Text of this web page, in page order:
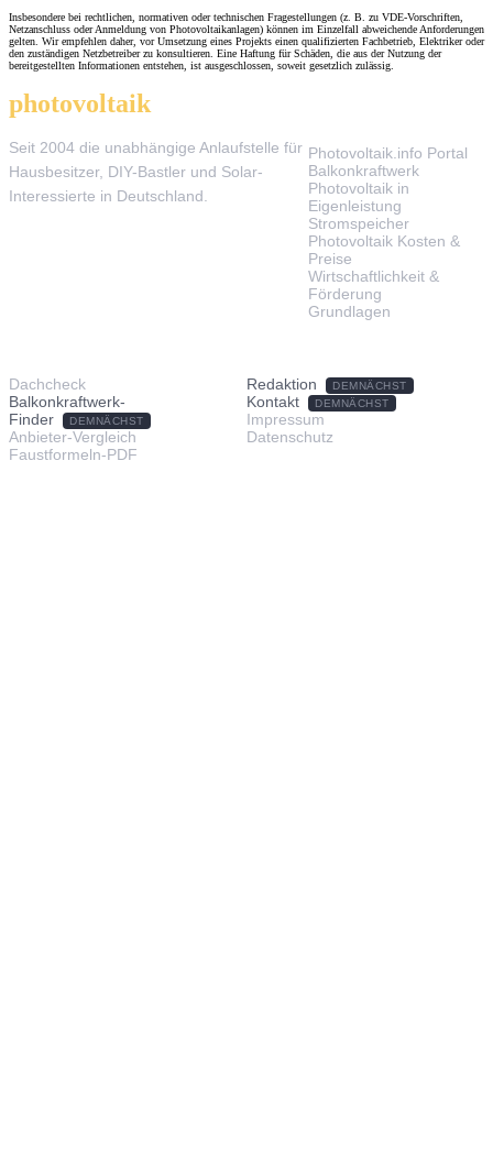
Insbesondere bei rechtlichen, normativen oder technischen Fragestellungen (z. B. zu VDE-Vorschriften,
Netzanschluss oder Anmeldung von Photovoltaikanlagen) können im Einzelfall abweichende Anforderungen
gelten. Wir empfehlen daher, vor Umsetzung eines Projekts einen qualifizierten Fachbetrieb, Elektriker oder
den zuständigen Netzbetreiber zu konsultieren. Eine Haftung für Schäden, die aus der Nutzung der
bereitgestellten Informationen entstehen, ist ausgeschlossen, soweit gesetzlich zulässig.
photovoltaik
Seit 2004 die unabhängige Anlaufstelle für
Hausbesitzer, DIY-Bastler und Solar-
Interessierte in Deutschland.
Photovoltaik.info Portal
Balkonkraftwerk
Photovoltaik in
Eigenleistung
Stromspeicher
Photovoltaik Kosten &
Preise
Wirtschaftlichkeit &
Förderung
Grundlagen
Dachcheck
Balkonkraftwerk-
Finder
DEMNÄCHST
Anbieter-Vergleich
Faustformeln-PDF
Redaktion DEMNÄCHST
Kontakt DEMNÄCHST
Impressum
Datenschutz